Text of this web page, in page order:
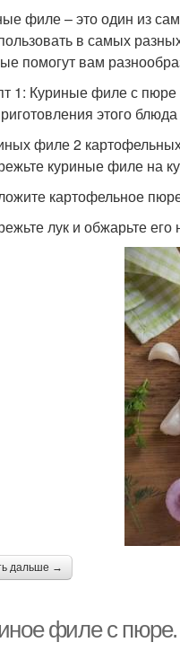
филе – это один из
в самых
помогут вам
1: Куриные филе с пюре
этого
филе 2
куриные филе на
картофельное
лук и обжарьте
дальше →
филе с